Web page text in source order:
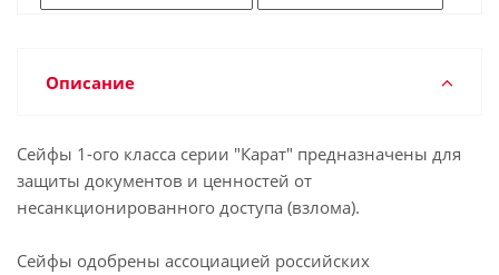
Описание
Сейфы 1-ого класса серии "Карат" предназначены для
защиты документов и ценностей от
несанкционированного доступа (взлома).
Сейфы одобрены ассоциацией российских